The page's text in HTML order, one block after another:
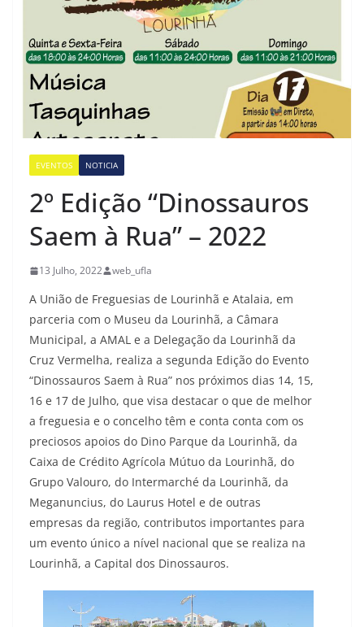
EVENTOS NOTICIA
2º Edição “Dinossauros
Saem à Rua” – 2022
13 Julho, 2022 web_ufla
A União de Freguesias de Lourinhã e Atalaia, em
parceria com o Museu da Lourinhã, a Câmara
Municipal, a AMAL e a Delegação da Lourinhã da
Cruz Vermelha, realiza a segunda Edição do Evento
“Dinossauros Saem à Rua” nos próximos dias 14, 15,
16 e 17 de Julho, que visa destacar o que de melhor
a freguesia e o concelho têm e conta conta com os
preciosos apoios do Dino Parque da Lourinhã, da
Caixa de Crédito Agrícola Mútuo da Lourinhã, do
Grupo Valouro, do Intermarché da Lourinhã, da
Meganuncius, do Laurus Hotel e de outras
empresas da região, contributos importantes para
um evento único a nível nacional que se realiza na
Lourinhã, a Capital dos Dinossauros.